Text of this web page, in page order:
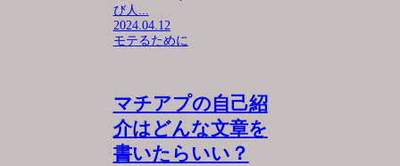
び人...
2024.04.12
モテるために
マチアプの自己紹
介はどんな文章を
書いたらいい？